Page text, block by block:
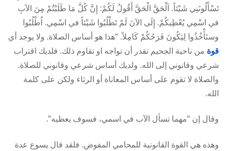
تَسْأَلُونَنِي شَيْئاً. اَلْحَقَّ الْحَقَّ أَقُولُ لَكُمْ: إِنَّ كُلَّ مَا طَلَبْتُمْ مِنَ الآبِ
في اسْمِي يُعْطِيكُمْ. إِلَى الآنَ لَمْ تَطْلُبُوا شَيْئاً في اسْمِي. اُطْلُبُوا
وستَأْخُذُوا لِيَكُونَ فَرَحُكُمْ كَامِلاً. “هذا هو أساس الصلاة. ولا يوجد أي
قوة من ناحية الجحيم تقدر أن تواجه او تقاوم ذلك. فلديك اقتراب
شرعي وقانوني إلى الله. ولديك أساس شرعي وقانوني للصلاة.
والصلاة لا تقوم على أساس المعاناة أو الرثاء ولكن على كلمة
الله.
وقال إن “مهما تسأل الآب في اسمي، فسوف يعطيه”.
وهذه هي القوة القانونية للمحامي المفوض. فلقد قال يسوع عدة